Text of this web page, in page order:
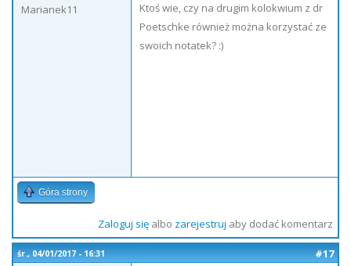
Marianek11
Ktoś wie, czy na drugim kolokwium z dr
Poetschke również można korzystać ze
swoich notatek? :)
Góra strony
Zaloguj sięalbo zarejestruj aby dodać komentarz
śr., 04/01/2017 - 16:31
#17